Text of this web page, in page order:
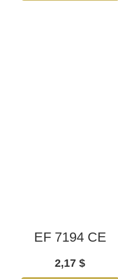
EF 7194 CE
2,17$